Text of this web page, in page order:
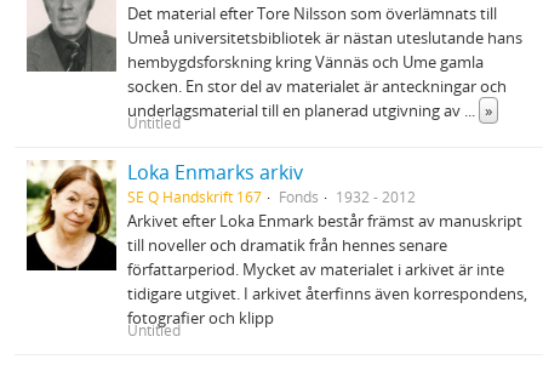
Det material efter Tore Nilsson som överlämnats till
Umeå universitetsbibliotek är nästan uteslutande hans
hembygdsforskning kring Vännäs och Ume gamla
socken. En stor del av materialet är anteckningar och
underlagsmaterial till en planerad utgivning av ... »
Untitled
Loka Enmarks arkiv
SE Q Handskrift 167 Fonds 1932 - 2012
Arkivet efter Loka Enmark består främst av manuskript
till noveller och dramatik från hennes senare
författarperiod. Mycket av materialet i arkivet är inte
tidigare utgivet. I arkivet återfinns även korrespondens,
fotografier och klipp
Untitled